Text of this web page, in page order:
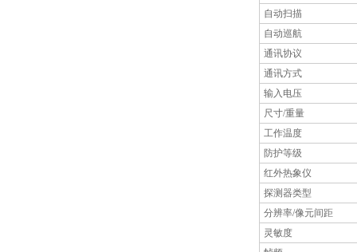
自动扫描
自动巡航
通讯协议
通讯方式
输入电压
尺寸/重量
工作温度
防护等级
红外热象仪
探测器类型
分辨率/像元间距
灵敏度